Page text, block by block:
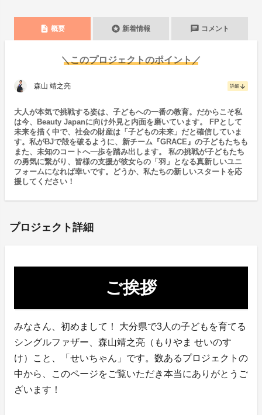
description 概要 stars 新着情報 chat コメント
＼このプロジェクトのポイント／
森山 靖之亮 詳細 arrow_downward
大人が本気で挑戦する姿は、子どもへの一番の教育。だからこそ私
は今、Beauty Japanに向け外見と内面を磨いています。 FPとして
未来を描く中で、社会の財産は「子どもの未来」だと確信していま
す。私がBJで殻を破るように、新チーム『GRACE』の子どもたちも
また、未知のコートへ一歩を踏み出します。 私の挑戦が子どもたち
の勇気に繋がり、皆様の支援が彼女らの「羽」となる真新しいユニ
フォームになれば幸いです。どうか、私たちの新しいスタートを応
援してください！
プロジェクト詳細
ご挨拶
みなさん、初めまして！ 大分県で3人の子どもを育てる
シングルファザー、森山靖之亮（もりやま せいのす
け）こと、「せいちゃん」です。数あるプロジェクトの
中から、このページをご覧いただき本当にありがとうご
ざいます！